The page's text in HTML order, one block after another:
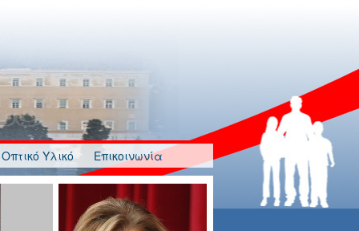
Οπτικό Υλικό
Επικοινωνία